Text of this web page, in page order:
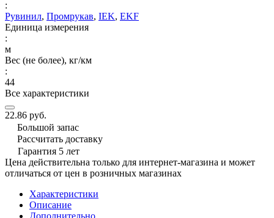
:
Рувинил, Промрукав, IEK, EKF
Единица измерения
:
м
Вес (не более), кг/км
:
44
Все характеристики
22.86 руб.
Большой запас
Рассчитать доставку
Гарантия 5 лет
Цена действительна только для интернет-магазина и может
отличаться от цен в розничных магазинах
Характеристики
Описание
Дополнительно